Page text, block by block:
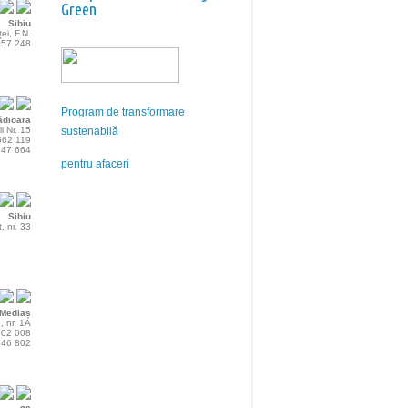
Sibiu
F.N.
248
Nr. 15
119
664
Sibiu
nr. 33
Mediaș
nr. 1A
008
802
Green
Program de transformare
sustenabilă
pentru afaceri